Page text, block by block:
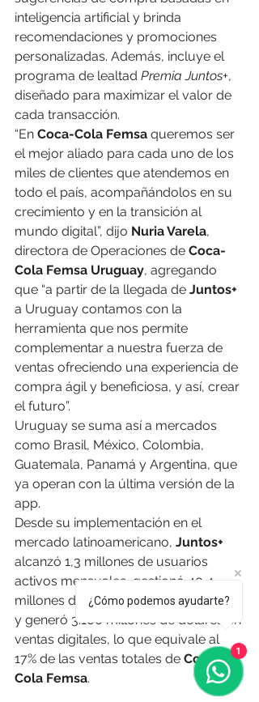
inteligencia artificial y brinda
recomendaciones y promociones
personalizadas. Además, incluye el
programa de lealtad Premia Juntos+,
diseñado para maximizar el valor de
cada transacción.
“En Coca-Cola Femsa queremos ser
el mejor aliado para cada uno de los
miles de clientes que atendemos en
todo el país, acompañándolos en su
crecimiento y en la transición al
mundo digital”, dijo Nuria Varela,
directora de Operaciones de Coca-
Cola Femsa Uruguay, agregando
que “a partir de la llegada de Juntos+
a Uruguay contamos con la
herramienta que nos permite
complementar a nuestra fuerza de
ventas ofreciendo una experiencia de
compra ágil y beneficiosa, y así, crear
el futuro”.
Uruguay se suma así a mercados
como Brasil, México, Colombia,
Guatemala, Panamá y Argentina, que
ya operan con la última versión de la
app.
Desde su implementación en el
mercado latinoamericano, Juntos+
alcanzó 1,3 millones de usuarios
activos mensuales, gestionó 40,4
millones de órdenes digitales en 2024
y generó 3.100 millones de dólares en
ventas digitales, lo que equivale al
17% de las ventas totales de Coca-
Cola Femsa.
¿Cómo podemos ayudarte?
1